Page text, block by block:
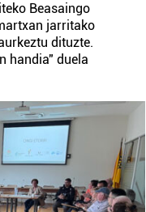
Beasaingo
jarritako
dituzte.
handia" duela